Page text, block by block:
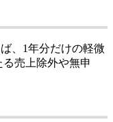
、1年分だけの軽微
売上除外や無申